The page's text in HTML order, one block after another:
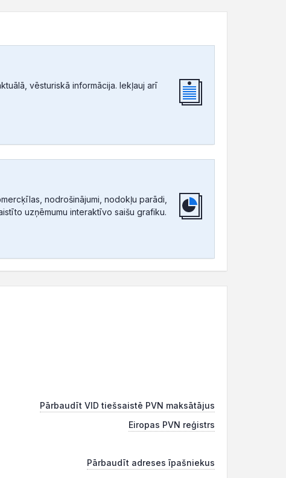
vēsturiskā informācija. Iekļauj arī
nodrošinājumi, nodokļu parādi,
uzņēmumu interaktīvo saišu grafiku.
Pārbaudīt VID tiešsaistē PVN maksātājus
Eiropas PVN reģistrs
Pārbaudīt adreses īpašniekus